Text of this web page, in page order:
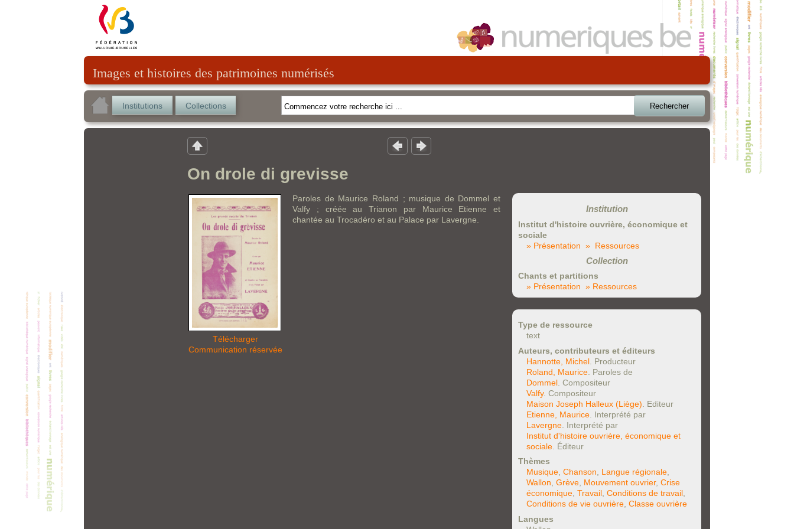
Images et histoires des patrimoines numérisés
Institutions Collections Rechercher
On drole di grevisse
Télécharger
Communication réservée
Paroles de Maurice Roland ; musique de Dommel et
Valfy ; créée au Trianon par Maurice Etienne et
chantée au Trocadéro et au Palace par Lavergne.
Institution
Institut d'histoire ouvrière, économique et
sociale
» Présentation » Ressources
Collection
Chants et partitions
» Présentation » Ressources
Type de ressource
text
Auteurs, contributeurs et éditeurs
Hannotte, Michel . Producteur
Roland, Maurice . Paroles de
Dommel . Compositeur
Valfy. Compositeur
Maison Joseph Halleux (Liège) . Editeur
Etienne, Maurice . Interprété par
Lavergne . Interprété par
Institut d'histoire ouvrière, économique et
sociale . Éditeur
Thèmes
Musique, Chanson, Langue régionale,
Wallon, Grève, Mouvement ouvrier, Crise
économique, Travail, Conditions de travail,
Conditions de vie ouvrière, Classe ouvrière
Langues